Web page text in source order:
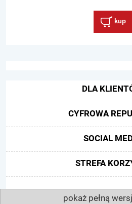
kup
DLA
CYFROWA
SOCIAL
STREFA
pokaż pełną